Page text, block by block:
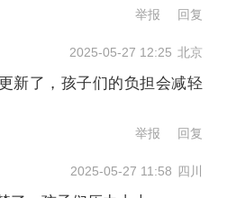
育大会精神，落实
划纲要（2024—2035
计划部署要求，巩固
年工作成效，推进基
治理能力现代化，落
举报 回复
2025-05-27 12:25 北京
新了，孩子们的负担会减轻
举报 回复
2025-05-27 11:58 四川